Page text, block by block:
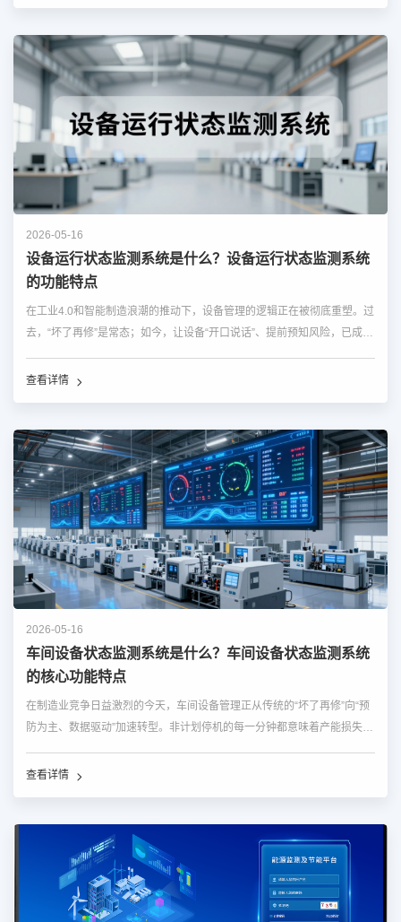
2026-05-16
设备运行状态监测系统是什么？设备运行状态监测系统
的功能特点
在工业4.0和智能制造浪潮的推动下，设备管理的逻辑正在被彻底重塑。过
去，“坏了再修”是常态；如今，让设备“开口说话”、提前预知风险，已成为
查看详情
2026-05-16
车间设备状态监测系统是什么？车间设备状态监测系统
的核心功能特点
在制造业竞争日益激烈的今天，车间设备管理正从传统的“坏了再修”向“预
防为主、数据驱动”加速转型。非计划停机的每一分钟都意味着产能损失和
高节拍、自动化产线的新要求。车间设备状态监测系统...…
查看详情